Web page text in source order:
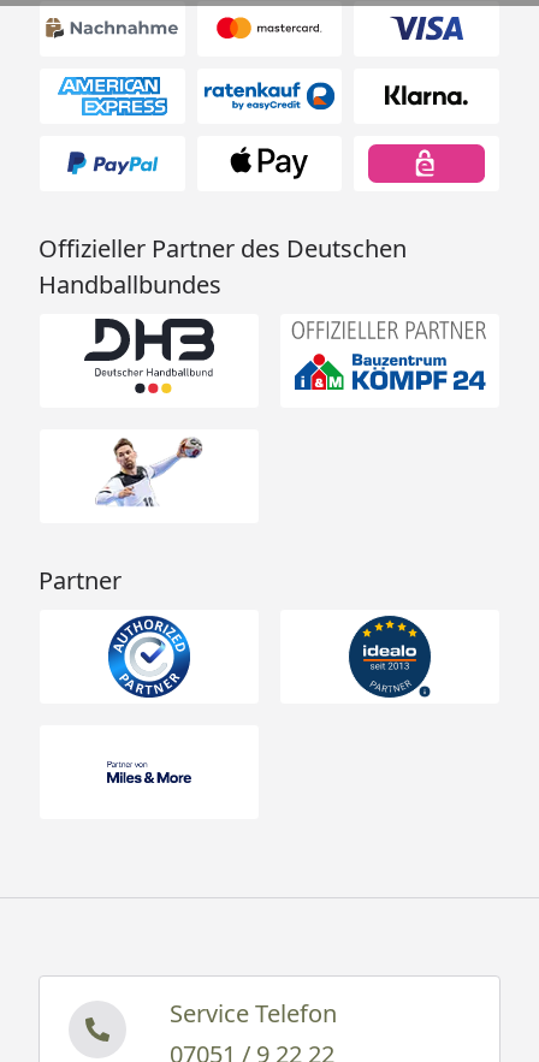
Offizieller Partner des Deutschen
Handballbundes
Partner
Service Telefon
07051 / 9 22 22